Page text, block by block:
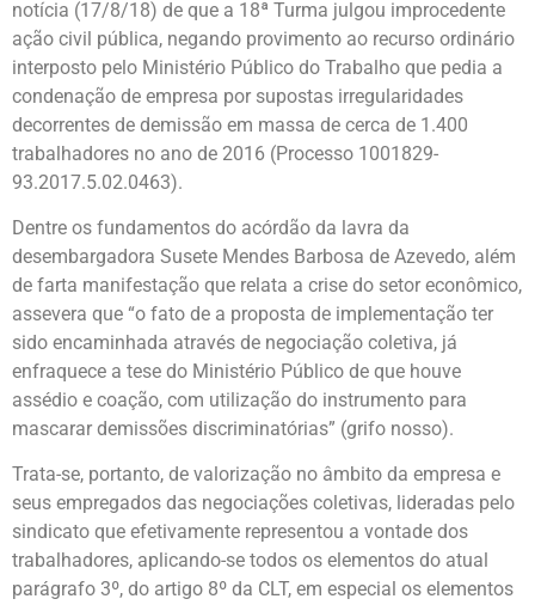
notícia (17/8/18) de que a 18ª Turma julgou improcedente
ação civil pública, negando provimento ao recurso ordinário
interposto pelo Ministério Público do Trabalho que pedia a
condenação de empresa por supostas irregularidades
decorrentes de demissão em massa de cerca de 1.400
trabalhadores no ano de 2016 (Processo 1001829-
93.2017.5.02.0463).
Dentre os fundamentos do acórdão da lavra da
desembargadora Susete Mendes Barbosa de Azevedo, além
de farta manifestação que relata a crise do setor econômico,
assevera que “o fato de a proposta de implementação ter
sido encaminhada através de negociação coletiva, já
enfraquece a tese do Ministério Público de que houve
assédio e coação, com utilização do instrumento para
mascarar demissões discriminatórias” (grifo nosso).
Trata-se, portanto, de valorização no âmbito da empresa e
seus empregados das negociações coletivas, lideradas pelo
sindicato que efetivamente representou a vontade dos
trabalhadores, aplicando-se todos os elementos do atual
parágrafo 3º, do artigo 8º da CLT, em especial os elementos